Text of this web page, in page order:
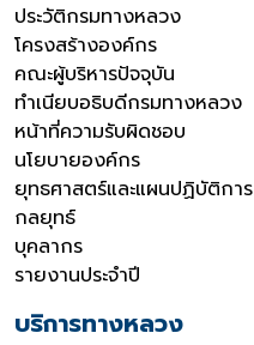
ประวัติกรมทางหลวง
โครงสร้างองค์กร
คณะผู้บริหารปัจจุบัน
ทำเนียบอธิบดีกรมทางหลวง
หน้าที่ความรับผิดชอบ
นโยบายองค์กร
ยุทธศาสตร์และแผนปฏิบัติการ
กลยุทธ์
บุคลากร
รายงานประจำปี
บริการทางหลวง